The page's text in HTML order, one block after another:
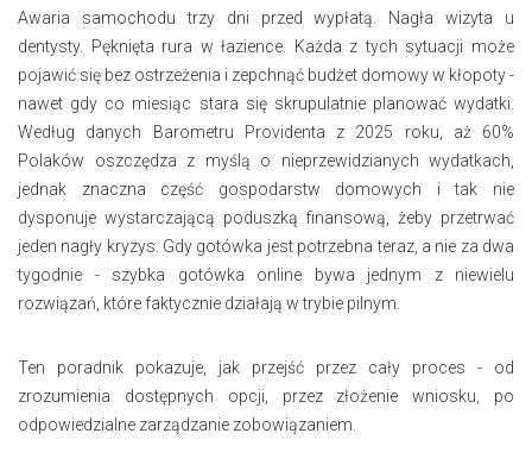
​Awaria samochodu trzy dni przed wypłatą. Nagła wizyta u
dentysty. Pęknięta rura w łazience. Każda z tych sytuacji może
pojawić się bez ostrzeżenia i zepchnąć budżet domowy w kłopoty -
nawet gdy co miesiąc stara się skrupulatnie planować wydatki.
Według danych Barometru Providenta z 2025 roku, aż 60%
Polaków oszczędza z myślą o nieprzewidzianych wydatkach,
jednak znaczna część gospodarstw domowych i tak nie
dysponuje wystarczającą poduszką finansową, żeby przetrwać
jeden nagły kryzys. Gdy gotówka jest potrzebna teraz, a nie za dwa
tygodnie - szybka gotówka online bywa jednym z niewielu
rozwiązań, które faktycznie działają w trybie pilnym.
Ten poradnik pokazuje, jak przejść przez cały proces - od
zrozumienia dostępnych opcji, przez złożenie wniosku, po
odpowiedzialne zarządzanie zobowiązaniem.